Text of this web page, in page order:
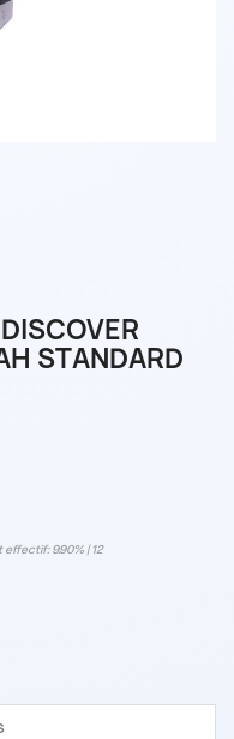
STANDARD
effectif: 9.90% | 12